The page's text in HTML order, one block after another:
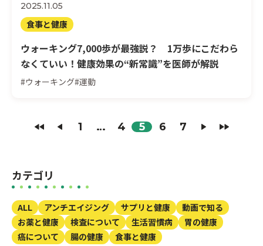
2025.11.05
食事と健康
ウォーキング7,000歩が最強説？ 1万歩にこだわら
なくていい！健康効果の“新常識”を医師が解説
#ウォーキング#運動
1 … 4 5 6 7
カテゴリ
ALL アンチエイジング サプリと健康
動画で知る
お薬と健康
検査について 生活習慣病
胃の健康
癌について
腸の健康 食事と健康